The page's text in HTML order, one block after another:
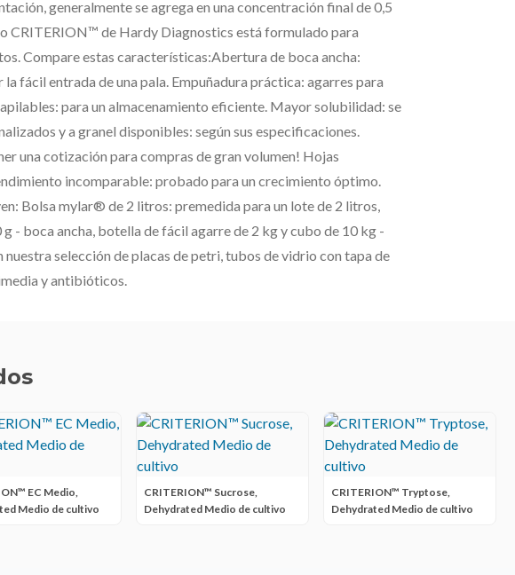
generalmente se agrega en una concentración final de 0,5
CRITERION™ de Hardy Diagnostics está formulado para
Compare estas características:Abertura de boca ancha:
fácil entrada de una pala. Empuñadura práctica: agarres para
para un almacenamiento eficiente. Mayor solubilidad: se
y a granel disponibles: según sus especificaciones.
una cotización para compras de gran volumen! Hojas
incomparable: probado para un crecimiento óptimo.
Bolsa mylar® de 2 litros: premedida para un lote de 2 litros,
- boca ancha, botella de fácil agarre de 2 kg y cubo de 10 kg -
selección de placas de petri, tubos de vidrio con tapa de
y antibióticos.
EC Medio,
Medio de cultivo
CRITERION™ Sucrose,
Dehydrated Medio de cultivo
CRITERION™ Tryptose,
Dehydrated Medio de cultivo